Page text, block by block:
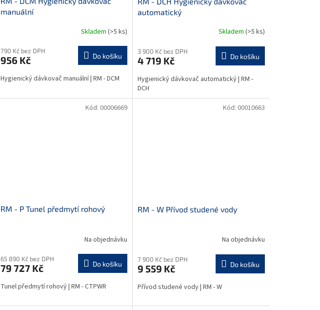
manuální
Skladem (>5 ks)
790 Kč bez DPH
956 Kč Do košíku
Hygienický dávkovač manuální | RM - DCM
automatický
Skladem (>5 ks)
3 900 Kč bez DPH
4 719 Kč Do košíku
Hygienický dávkovač automatický | RM -
DCH
RM - P Tunel předmytí rohový
Na objednávku
65 890 Kč bez DPH
79 727 Kč Do košíku
Tunel předmytí rohový | RM - CTPWR
Kód: 00006669
RM - W Přívod studené vody
Na objednávku
7 900 Kč bez DPH
9 559 Kč Do košíku
Přívod studené vody | RM - W
Kód: 00010663